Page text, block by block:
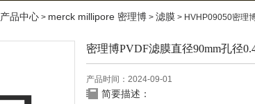
产品中心 > merck millipore 密理博 > 滤膜 > HVHP09050密理
密理博PVDF滤膜直径90mm孔径
产品时间：2024-09-01
简要描述：